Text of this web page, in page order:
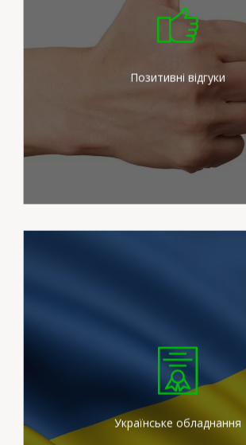
Позитивні відгуки
Ми докладаємо
зусиль для
потреб наших
Українське обладнання
Ми працюємо на
сертифікованих
штукатурних станціях
вітчизняного